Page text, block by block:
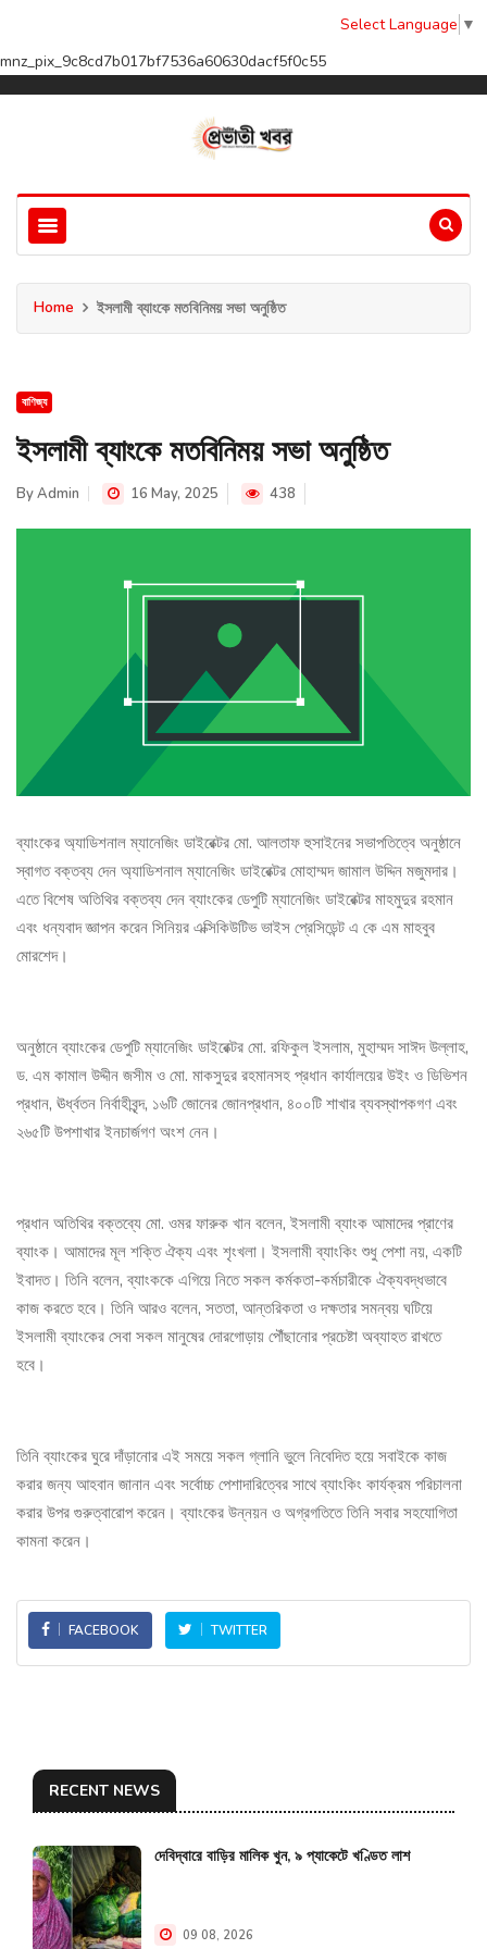
Select Language ▼
mnz_pix_9c8cd7b017bf7536a60630dacf5f0c55
Home ইসলামী ব্যাংকে মতবিনিময় সভা অনুষ্ঠিত
বাণিজ্য
ইসলামী ব্যাংকে মতবিনিময় সভা অনুষ্ঠিত
ByAdmin 16 May, 2025 438
ব্যাংকের অ্যাডিশনাল ম্যানেজিং ডাইরেক্টর মো. আলতাফ হুসাইনের সভাপতিত্বে অনুষ্ঠানে
স্বাগত বক্তব্য দেন অ্যাডিশনাল ম্যানেজিং ডাইরেক্টর মোহাম্মদ জামাল উদ্দিন মজুমদার।
এতে বিশেষ অতিথির বক্তব্য দেন ব্যাংকের ডেপুটি ম্যানেজিং ডাইরেক্টর মাহমুদুর রহমান
এবং ধন্যবাদ জ্ঞাপন করেন সিনিয়র এক্সিকিউটিভ ভাইস প্রেসিডেন্ট এ কে এম মাহবুব
মোরশেদ।
অনুষ্ঠানে ব্যাংকের ডেপুটি ম্যানেজিং ডাইরেক্টর মো. রফিকুল ইসলাম, মুহাম্মদ সাঈদ উল্লাহ,
ড. এম কামাল উদ্দীন জসীম ও মো. মাকসুদুর রহমানসহ প্রধান কার্যালয়ের উইং ও ডিভিশন
প্রধান, ঊর্ধ্বতন নির্বাহীবৃন্দ, ১৬টি জোনের জোনপ্রধান, ৪০০টি শাখার ব্যবস্থাপকগণ এবং
২৬৫টি উপশাখার ইনচার্জগণ অংশ নেন।
প্রধান অতিথির বক্তব্যে মো. ওমর ফারুক খান বলেন, ইসলামী ব্যাংক আমাদের প্রাণের
ব্যাংক। আমাদের মূল শক্তি ঐক্য এবং শৃংখলা। ইসলামী ব্যাংকিং শুধু পেশা নয়, একটি
ইবাদত। তিনি বলেন, ব্যাংককে এগিয়ে নিতে সকল কর্মকতা-কর্মচারীকে ঐক্যবদ্ধভাবে
কাজ করতে হবে। তিনি আরও বলেন, সততা, আন্তরিকতা ও দক্ষতার সমন্বয় ঘটিয়ে
ইসলামী ব্যাংকের সেবা সকল মানুষের দোরগোড়ায় পৌঁছানোর প্রচেষ্টা অব্যাহত রাখতে
হবে।
তিনি ব্যাংকের ঘুরে দাঁড়ানোর এই সময়ে সকল গ্লানি ভুলে নিবেদিত হয়ে সবাইকে কাজ
করার জন্য আহবান জানান এবং সর্বোচ্চ পেশাদারিত্বের সাথে ব্যাংকিং কার্যক্রম পরিচালনা
করার উপর গুরুত্বারোপ করেন। ব্যাংকের উন্নয়ন ও অগ্রগতিতে তিনি সবার সহযোগিতা
কামনা করেন।
FACEBOOK TWITTER
RECENT NEWS
দেবিদ্বারে বাড়ির মালিক খুন, ৯ প্যাকেটে খণ্ডিত লাশ
09 08, 2026